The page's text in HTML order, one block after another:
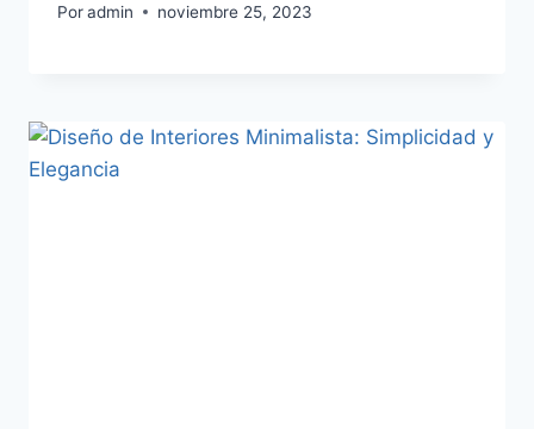
Poradmin noviembre 25, 2023